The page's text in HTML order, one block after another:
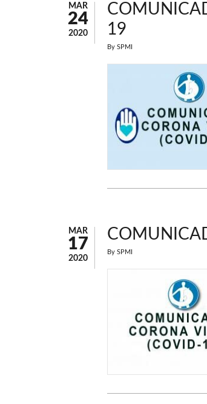
MAR
24
2020
19
By SPMI
MAR
17
2020
By SPMI